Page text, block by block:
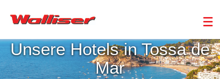
Unsere Hotels in Tossa de
Mar